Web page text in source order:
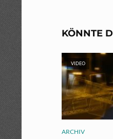
KÖNNTE
VIDEO
ARCHIV